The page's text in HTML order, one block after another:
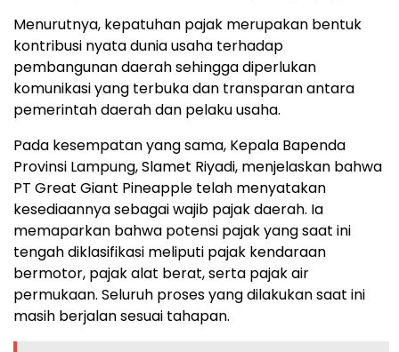
Menurutnya, kepatuhan pajak merupakan bentuk
kontribusi nyata dunia usaha terhadap
pembangunan daerah sehingga diperlukan
komunikasi yang terbuka dan transparan antara
pemerintah daerah dan pelaku usaha.
Pada kesempatan yang sama, Kepala Bapenda
Provinsi Lampung, Slamet Riyadi, menjelaskan bahwa
PT Great Giant Pineapple telah menyatakan
kesediaannya sebagai wajib pajak daerah. Ia
memaparkan bahwa potensi pajak yang saat ini
tengah diklasifikasi meliputi pajak kendaraan
bermotor, pajak alat berat, serta pajak air
permukaan. Seluruh proses yang dilakukan saat ini
masih berjalan sesuai tahapan.